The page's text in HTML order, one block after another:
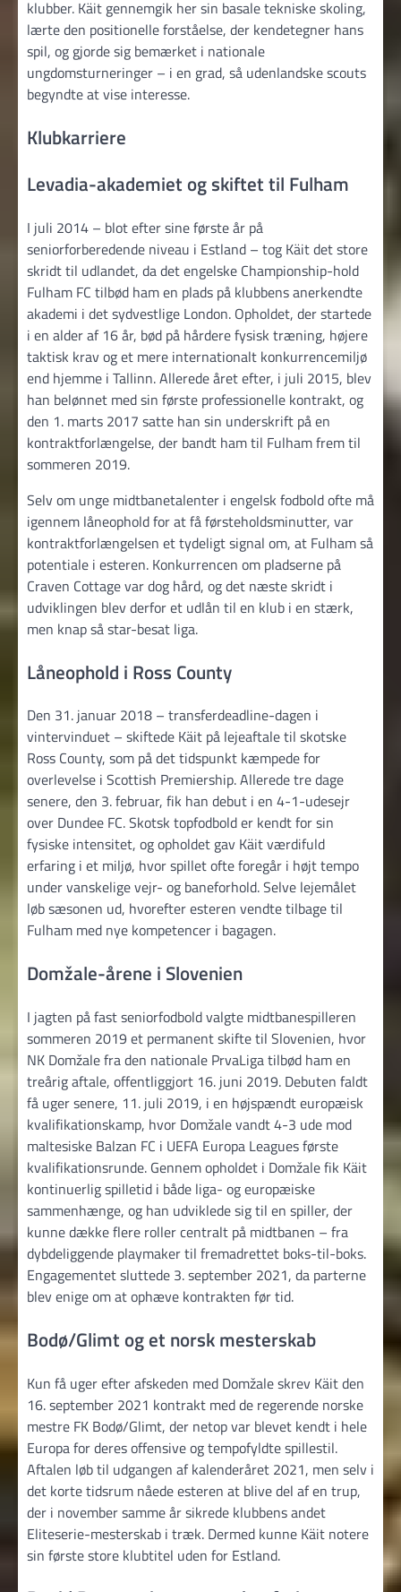
klubber. Käit gennemgik her sin basale tekniske skoling,
lærte den positionelle forståelse, der kendetegner hans
spil, og gjorde sig bemærket i nationale
ungdomsturneringer – i en grad, så udenlandske scouts
begyndte at vise interesse.
Klubkarriere
Levadia-akademiet og skiftet til Fulham
I juli 2014 – blot efter sine første år på
seniorforberedende niveau i Estland – tog Käit det store
skridt til udlandet, da det engelske Championship-hold
Fulham FC tilbød ham en plads på klubbens anerkendte
akademi i det sydvestlige London. Opholdet, der startede
i en alder af 16 år, bød på hårdere fysisk træning, højere
taktisk krav og et mere internationalt konkurrencemiljø
end hjemme i Tallinn. Allerede året efter, i juli 2015, blev
han belønnet med sin første professionelle kontrakt, og
den 1. marts 2017 satte han sin underskrift på en
kontraktforlængelse, der bandt ham til Fulham frem til
sommeren 2019.
Selv om unge midtbanetalenter i engelsk fodbold ofte må
igennem låneophold for at få førsteholdsminutter, var
kontraktforlængelsen et tydeligt signal om, at Fulham så
potentiale i esteren. Konkurrencen om pladserne på
Craven Cottage var dog hård, og det næste skridt i
udviklingen blev derfor et udlån til en klub i en stærk,
men knap så star-besat liga.
Låneophold i Ross County
Den 31. januar 2018 – transferdeadline-dagen i
vintervinduet – skiftede Käit på lejeaftale til skotske
Ross County, som på det tidspunkt kæmpede for
overlevelse i Scottish Premiership. Allerede tre dage
senere, den 3. februar, fik han debut i en 4-1-udesejr
over Dundee FC. Skotsk topfodbold er kendt for sin
fysiske intensitet, og opholdet gav Käit værdifuld
erfaring i et miljø, hvor spillet ofte foregår i højt tempo
under vanskelige vejr- og baneforhold. Selve lejemålet
løb sæsonen ud, hvorefter esteren vendte tilbage til
Fulham med nye kompetencer i bagagen.
Domžale-årene i Slovenien
I jagten på fast seniorfodbold valgte midtbanespilleren
sommeren 2019 et permanent skifte til Slovenien, hvor
NK Domžale fra den nationale PrvaLiga tilbød ham en
treårig aftale, offentliggjort 16. juni 2019. Debuten faldt
få uger senere, 11. juli 2019, i en højspændt europæisk
kvalifikationskamp, hvor Domžale vandt 4-3 ude mod
maltesiske Balzan FC i UEFA Europa Leagues første
kvalifikationsrunde. Gennem opholdet i Domžale fik Käit
kontinuerlig spilletid i både liga- og europæiske
sammenhænge, og han udviklede sig til en spiller, der
kunne dække flere roller centralt på midtbanen – fra
dybdeliggende playmaker til fremadrettet boks-til-boks.
Engagementet sluttede 3. september 2021, da parterne
blev enige om at ophæve kontrakten før tid.
Bodø/Glimt og et norsk mesterskab
Kun få uger efter afskeden med Domžale skrev Käit den
16. september 2021 kontrakt med de regerende norske
mestre FK Bodø/Glimt, der netop var blevet kendt i hele
Europa for deres offensive og tempofyldte spillestil.
Aftalen løb til udgangen af kalenderåret 2021, men selv i
det korte tidsrum nåede esteren at blive del af en trup,
der i november samme år sikrede klubbens andet
Eliteserie-mesterskab i træk. Dermed kunne Käit notere
sin første store klubtitel uden for Estland.